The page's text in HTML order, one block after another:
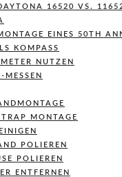
16520 VS.
EINES 50TH
KOMPASS
NUTZEN
MESSEN
MONTAGE
POLIEREN
POLIEREN
ENTFERNEN